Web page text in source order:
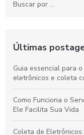
Últimas
Guia essencial para
eletrônicos e coleta
Como Funciona o
Ele Facilita Sua Vida
Coleta de